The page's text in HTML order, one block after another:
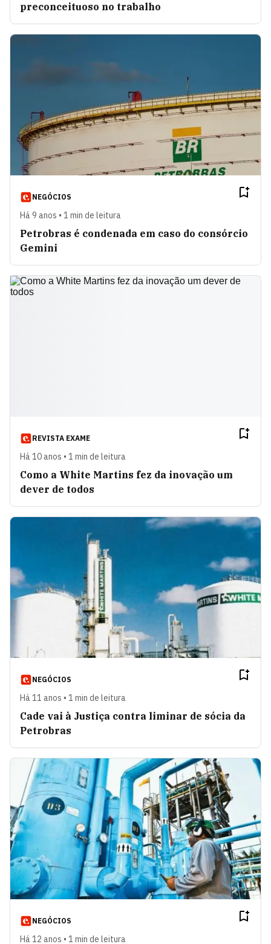
preconceituoso no trabalho
NEGÓCIOS
Há 9 anos • 1 min de leitura
Petrobras é condenada em caso do consórcio
Gemini
REVISTA EXAME
Há 10 anos • 1 min de leitura
Como a White Martins fez da inovação um
dever de todos
NEGÓCIOS
Há 11 anos • 1 min de leitura
Cade vai à Justiça contra liminar de sócia da
Petrobras
NEGÓCIOS
Há 12 anos • 1 min de leitura